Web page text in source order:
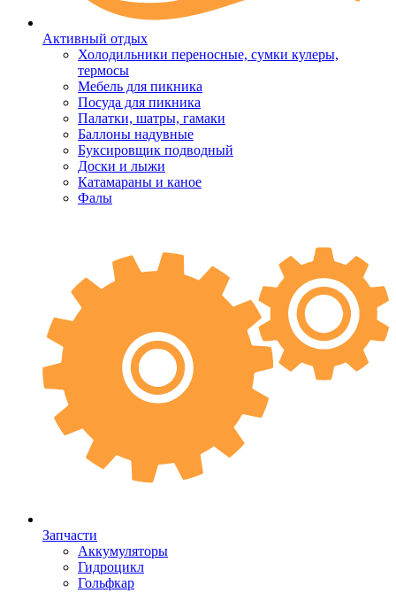
Активный отдых
Холодильники переносные, сумки кулеры,
термосы
Мебель для пикника
Посуда для пикника
Палатки, шатры, гамаки
Баллоны надувные
Буксировщик подводный
Доски и лыжи
Катамараны и каное
Фалы
Запчасти
Аккумуляторы
Гидроцикл
Гольфкар